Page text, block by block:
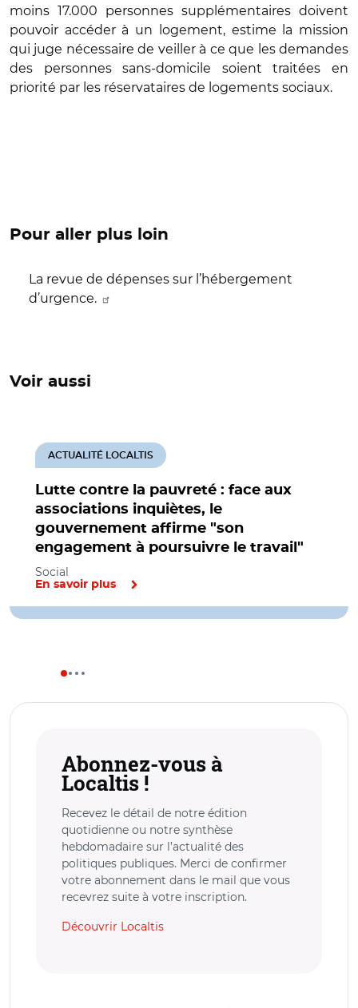
moins 17.000 personnes supplémentaires doivent
pouvoir accéder à un logement, estime la mission
qui juge nécessaire de veiller à ce que les demandes
des personnes sans-domicile soient traitées en
priorité par les réservataires de logements sociaux.
Pour aller plus loin
La revue de dépenses sur l’hébergement
d’urgence.
Voir aussi
Lutte contre la pauvreté : face aux
associations inquiètes, le
gouvernement affirme "son
engagement à poursuivre le travail"
ACTUALITÉ LOCALTIS
Social
En savoir plus
Abonnez-vous à
Localtis !
Recevez le détail de notre édition
quotidienne ou notre synthèse
hebdomadaire sur l’actualité des
politiques publiques. Merci de confirmer
votre abonnement dans le mail que vous
recevrez suite à votre inscription.
Découvrir Localtis